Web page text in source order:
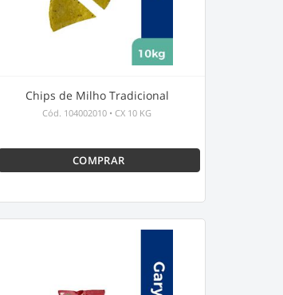
Chips de Milho Tradicional
Cód. 104002010 •CX 10 KG
COMPRAR